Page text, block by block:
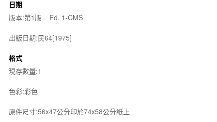
日期
版本:第1版 = Ed. 1-CMS
出版日期:民64[1975]
格式
現存數量:1
色彩:彩色
原件尺寸:56x47公分印於74x58公分紙上